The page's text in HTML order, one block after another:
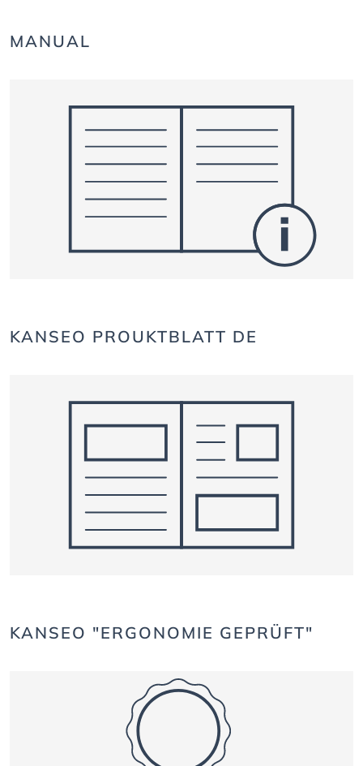
MANUAL
KANSEO PROUKTBLATT DE
KANSEO "ERGONOMIE GEPRÜFT"